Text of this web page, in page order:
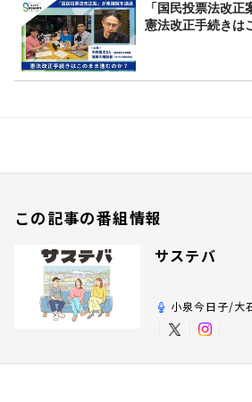
「国民投票法改正
憲法改正手続きは
この記事の番組情報
サステバ
小泉今日子/大